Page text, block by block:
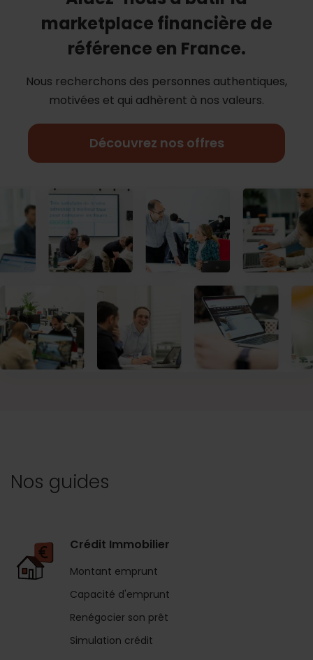
marketplace financière de
référence en France.
Nous recherchons des personnes authentiques,
motivées et qui adhèrent à nos valeurs.
Découvrez nos offres
Nos guides
Crédit Immobilier
Montant emprunt
Capacité d'emprunt
Renégocier son prêt
Simulation crédit